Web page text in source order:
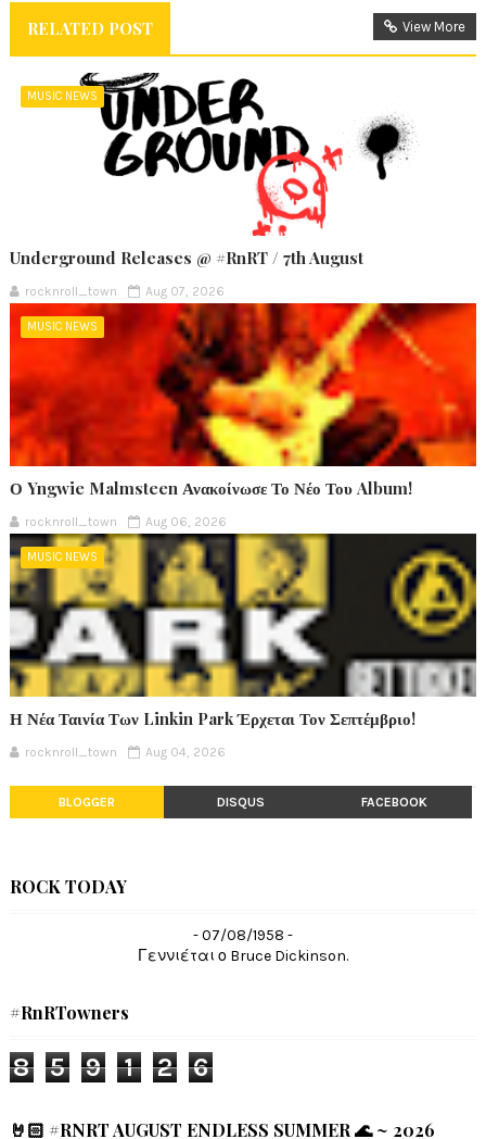
RELATED POST View More
MUSIC NEWS
Underground Releases @ #RnRT / 7th August
rocknroll_town Aug 07, 2026
MUSIC NEWS
Ο Yngwie Malmsteen Ανακοίνωσε Το Νέο Του Album!
rocknroll_town Aug 06, 2026
MUSIC NEWS
Η Νέα Ταινία Των Linkin Park Έρχεται Τον Σεπτέμβριο!
rocknroll_town Aug 04, 2026
BLOGGER DISQUS FACEBOOK
ROCK TODAY
- 07/08/1958 -
Γεννιέται ο Bruce Dickinson.
#RnRTowners
8 5 9 1 2 6
🤘🏻 #RNRT AUGUST ENDLESS SUMMER 🌊 ~ 2026